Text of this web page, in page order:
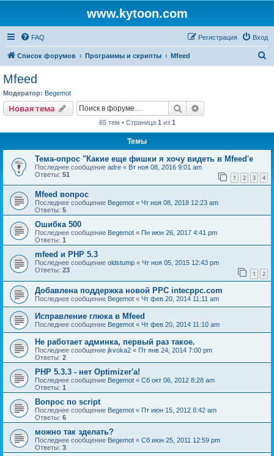
www.kytoon.com
FAQ Вход
Регистрация
Список форумов Программы и скрипты Mfeed
Mfeed
Модератор: Begemot
Новая тема Поиск
65 тем • Страница 1 из 1
Темы
Тема-опрос "Какие еще фишки я хочу видеть в Mfeed'е
Последнее сообщение adre « Вт ноя 08, 2016 9:01 am
Ответы: 51 1 2 3 4
Mfeed вопрос
Последнее сообщение Begemot « Чт ноя 08, 2018 12:23 am
Ответы: 5
Ошибка 500
Последнее сообщение Begemot « Пн июн 26, 2017 4:41 pm
Ответы: 1
mfeed и PHP 5.3
Последнее сообщение oldstump « Чт ноя 05, 2015 12:43 pm
Ответы: 23 1 2
Добавлена поддержка новой PPC intecppc.com
Последнее сообщение Begemot « Чт фев 20, 2014 11:11 am
Исправление глюка в Mfeed
Последнее сообщение Begemot « Чт фев 20, 2014 11:10 am
Не работает админка, первый раз такое.
Последнее сообщение jkvoka2 « Пт янв 24, 2014 7:00 pm
Ответы: 2
PHP 5.3.3 - нет Optimizer'а!
Последнее сообщение Begemot « Сб окт 06, 2012 8:28 am
Ответы: 1
Вопрос по script
Последнее сообщение Begemot « Пт июн 15, 2012 8:42 am
Ответы: 6
можно так зделать?
Последнее сообщение Begemot « Сб июн 25, 2011 12:59 pm
Ответы: 3